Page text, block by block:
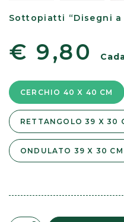
Sottopiatti “Disegni a
€ 9,80
CERCHIO 40 X 40 CM
RETTANGOLO 39 X 30
ONDULATO 39 X 30 CM